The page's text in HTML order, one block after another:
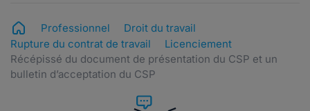
Professionnel
Droit du travail
Rupture du contrat de travail
Licenciement
Récépissé du document de présentation du CSP et un
bulletin d’acceptation du CSP